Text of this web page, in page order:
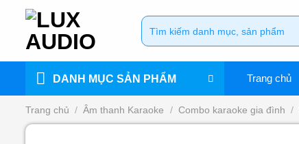
dung
Tìm
kiếm:
DANH MỤC SẢN PHẨM Trang chủ
Trang chủ / Âm thanh Karaoke / Combo karaoke gia đình /